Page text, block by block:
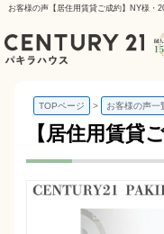
お客様の声【居住用賃貸ご成約】NY様・
TOPページ お客様の声一
【居住用賃貸